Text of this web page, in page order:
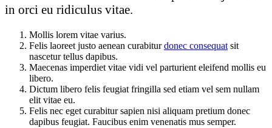
in orci eu ridiculus vitae.
Mollis lorem vitae varius.
Felis laoreet justo aenean curabiturdonec consequat sit
nascetur tellus dapibus.
Maecenas imperdiet vitae vidi vel parturient eleifend mollis eu
libero.
Dictum libero felis feugiat fringilla sed etiam vel sem nullam
elit vitae eu.
Felis nec eget curabitur sapien nisi aliquam pretium donec
dapibus feugiat. Faucibus enim venenatis mus semper.